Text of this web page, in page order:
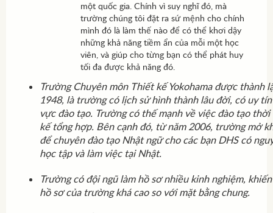
một quốc gia. Chính vì suy nghĩ đó, mà
trường chúng tôi đặt ra sứ mệnh cho chính
mình đó là làm thế nào để có thể khơi dậy
những khả năng tiềm ẩn của mỗi một học
viên, và giúp cho từng bạn có thể phát huy
tối đa được khả năng đó.
Trường Chuyên môn Thiết kế Yokohama được thành
1948, là trường có lịch sử hình thành lâu đời, có uy
vực đào tạo. Trường có thế mạnh về việc đào tạo
kế tổng hợp. Bên cạnh đó, từ năm 2006, trường mở
để chuyên đào tạo Nhật ngữ cho các bạn DHS có
học tập và làm việc tại Nhật.
Trường có đội ngũ làm hồ sơ nhiều kinh nghiệm,
hồ sơ của trường khá cao so với mặt bằng chung.